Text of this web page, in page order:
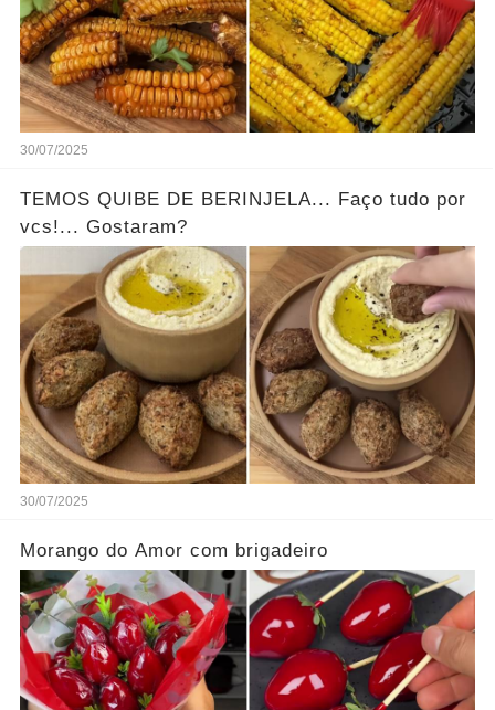
30/07/2025
TEMOS QUIBE DE BERINJELA... Faço tudo por
vcs!... Gostaram?
30/07/2025
Morango do Amor com brigadeiro